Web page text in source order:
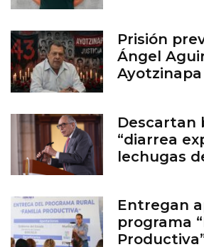
Prisión
Ángel
Ayotzinapa
Descartan
“diarrea
lechugas
Entregan
programa